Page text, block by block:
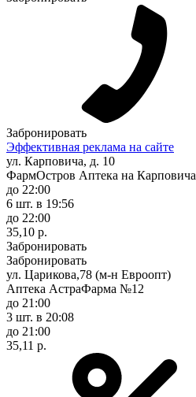
Забронировать
Эффективная реклама на сайте
ул. Карповича, д. 10
ФармОстров Аптека на Карповича
до 22:00
6 шт. в 19:56
до 22:00
35,10 р.
Забронировать
Забронировать
ул. Царикова,78 (м-н Евроопт)
Аптека АстраФарма №12
до 21:00
3 шт. в 20:08
до 21:00
35,11 р.